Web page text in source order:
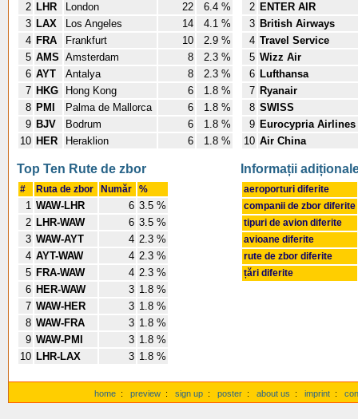
2 LHR London 22
6.4 %
3 LAX Los Angeles 14
4.1 %
4 FRA Frankfurt 10
2.9 %
5 AMS Amsterdam 8
2.3 %
6 AYT Antalya 8
2.3 %
7 HKG Hong Kong 6
1.8 %
8 PMI Palma de Mallorca 6
1.8 %
9 BJV Bodrum 6
1.8 %
10 HER Heraklion 6 1.8 %
2 ENTER AIR
3 British Airways
4 Travel Service
5 Wizz Air
6 Lufthansa
7 Ryanair
8 SWISS
9 Eurocypria Airlines
10 Air China
Top Ten Rute de zbor
# Ruta de zbor Număr %
1 WAW-LHR 6 3.5 %
2 LHR-WAW 6 3.5 %
3 WAW-AYT 4 2.3 %
4 AYT-WAW 4 2.3 %
5 FRA-WAW 4 2.3 %
6 HER-WAW 3 1.8 %
7 WAW-HER 3 1.8 %
8 WAW-FRA 3 1.8 %
9 WAW-PMI 3 1.8 %
10 LHR-LAX 3 1.8 %
Informații
aeroporturi diferite
companii de zbor diferite
tipuri de avion diferite
avioane diferite
rute de zbor diferite
țări diferite
home : preview : sign up : poster : about us : imprint :